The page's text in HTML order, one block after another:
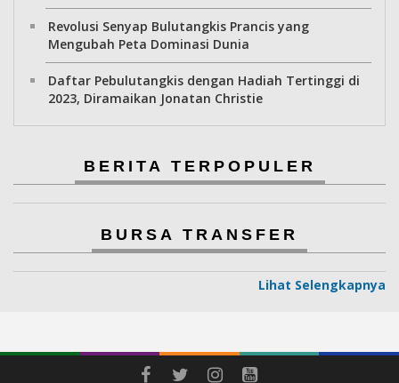
Revolusi Senyap Bulutangkis Prancis yang
Mengubah Peta Dominasi Dunia
Daftar Pebulutangkis dengan Hadiah Tertinggi di
2023, Diramaikan Jonatan Christie
BERITA TERPOPULER
BURSA TRANSFER
Lihat Selengkapnya